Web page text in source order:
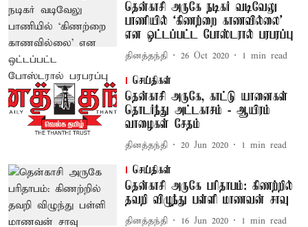
தென்காசி அருகே நடிகர் வடிவேலு
பாணியில் ‘கிணற்றை காணவில்லை’
என ஒட்டப்பட்ட போஸ்டரால் பரபரப்பு
தினத்தந்தி 26 Oct 2020 1 min read
செய்திகள்
தென்காசி அருகே, காட்டு யானைகள்
தொடர்ந்து அட்டகாசம் - ஆயிரம்
வாழைகள் சேதம்
தினத்தந்தி 20 Jun 2020 1 min read
செய்திகள்
தென்காசி அருகே பரிதாபம்: கிணற்றில்
தவறி விழுந்து பள்ளி மாணவன் சாவு
தினத்தந்தி 16 Jun 2020 1 min read